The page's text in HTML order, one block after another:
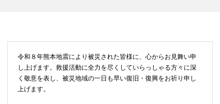
令和８年熊本地震により被災された皆様に、心からお見舞い申
し上げます。救援活動に全力を尽くしていらっしゃる方々に深
く敬意を表し、被災地域の一日も早い復旧・復興をお祈り申し
上げます。